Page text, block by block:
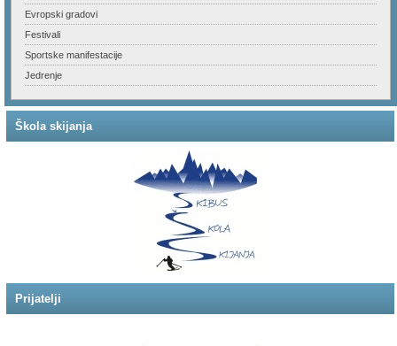
Evropski gradovi
Festivali
Sportske manifestacije
Jedrenje
Škola skijanja
Prijatelji